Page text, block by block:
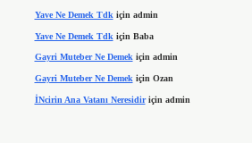
Yave Ne Demek Tdk için admin
Yave Ne Demek Tdk için Baba
Gayri Muteber Ne Demekiçin admin
Gayri Muteber Ne Demek için Ozan
İNcirin Ana Vatanı Neresidiriçin admin